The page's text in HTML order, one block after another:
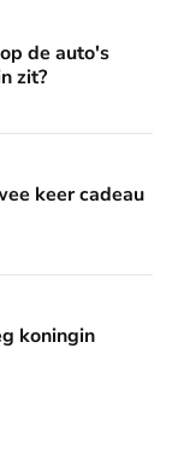
zien welke
de auto's
zit?
gegeven
keer cadeau
in juli
koningin